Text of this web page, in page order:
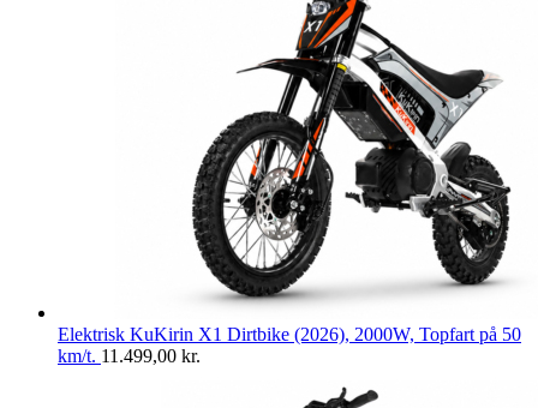
Elektrisk KuKirin X1 Dirtbike (2026), 2000W, Topfart på 50
km/t. 11.499,00 kr.